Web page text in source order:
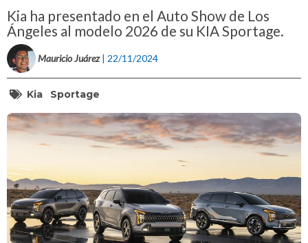
Kia ha presentado en el Auto Show de Los
Ángeles al modelo 2026 de su KIA Sportage.
Mauricio Juárez | 22/11/2024
Kia Sportage